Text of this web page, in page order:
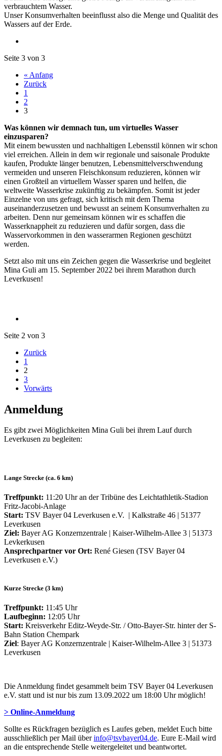
verbrauchtem Wasser.
Unser Konsumverhalten beeinflusst also die Menge und Qualität des
Wassers auf der Erde.
Seite 3 von 3
« Anfang
Zurück
1
2
3
Was können wir demnach tun, um virtuelles Wasser
einzusparen?
Mit einem bewussten und nachhaltigen Lebensstil können wir schon
viel erreichen. Allein in dem wir regionale und saisonale Produkte
kaufen, Produkte länger benutzen, Lebensmittelverschwendung
vermeiden und unseren Fleischkonsum reduzieren, können wir
einen Großteil an virtuellem Wasser sparen und helfen, die
weltweite Wasserkrise zukünftig zu bekämpfen. Somit ist jeder
Einzelne von uns gefragt, sich kritisch mit dem Thema
auseinanderzusetzen und bewusst an seinem Konsumverhalten zu
arbeiten. Denn nur gemeinsam können wir es schaffen die
Wasserknappheit zu reduzieren und dafür sorgen, dass die
Wasservorkommen in den wasserarmen Regionen geschützt
werden.
Setzt also mit uns ein Zeichen gegen die Wasserkrise und begleitet
Mina Guli am 15. September 2022 bei ihrem Marathon durch
Leverkusen!
Seite 2 von 3
Zurück
1
2
3
Vorwärts
Anmeldung
Es gibt zwei Möglichkeiten Mina Guli bei ihrem Lauf durch
Leverkusen zu begleiten:
Lange Strecke (ca. 6 km)
Treffpunkt: 11:20 Uhr an der Tribüne des Leichtathletik-Stadion
Fritz-Jacobi-Anlage
Start: TSV Bayer 04 Leverkusen e.V. | Kalkstraße 46 | 51377
Leverkusen
Ziel: Bayer AG Konzernzentrale | Kaiser-Wilhelm-Allee 3 | 51373
Levkerkusen
Ansprechpartner vor Ort: René Giesen (TSV Bayer 04
Leverkusen e.V.)
Kurze Strecke (3 km)
Treffpunkt: 11:45 Uhr
Laufbeginn: 12:05 Uhr
Start: Kreisverkehr Editz-Weyde-Str. / Otto-Bayer-Str. hinter der S-
Bahn Station Chempark
Ziel: Bayer AG Konzernzentrale | Kaiser-Wilhelm-Allee 3 | 51373
Leverkusen
Die Anmeldung findet gesammelt beim TSV Bayer 04 Leverkusen
e.V. statt und ist nur bis zum 13.09.2022 um 18:00 Uhr möglich!
> Online-Anmeldung
Sollte es Rückfragen bezüglich es Laufes geben, meldet Euch bitte
ausschließlich per Mail überinfo@tsvbayer04.de. Eure E-Mail wird
an die entsprechende Stelle weitergeleitet und beantwortet.